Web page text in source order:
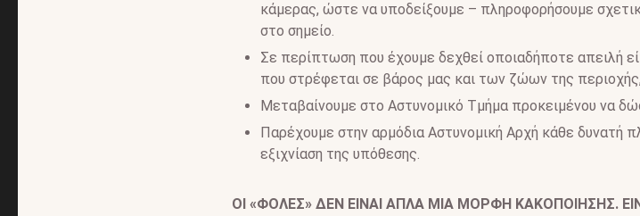
κάμερας, ώστε να υποδείξουμε – πληροφορήσουμε
στο σημείο.
Σε περίπτωση που έχουμε δεχθεί οποιαδήποτε απειλή
που στρέφεται σε βάρος μας και των ζώων της
Μεταβαίνουμε στο Αστυνομικό Τμήμα προκειμένου να
Παρέχουμε στην αρμόδια Αστυνομική Αρχή κάθε δυνατή
εξιχνίαση της υπόθεσης.
ΟΙ «ΦΟΛΕΣ» ΔΕΝ ΕΙΝΑΙ ΑΠΛΑ ΜΙΑ ΜΟΡΦΗ ΚΑΚΟΠΟΙΗΣΗΣ.